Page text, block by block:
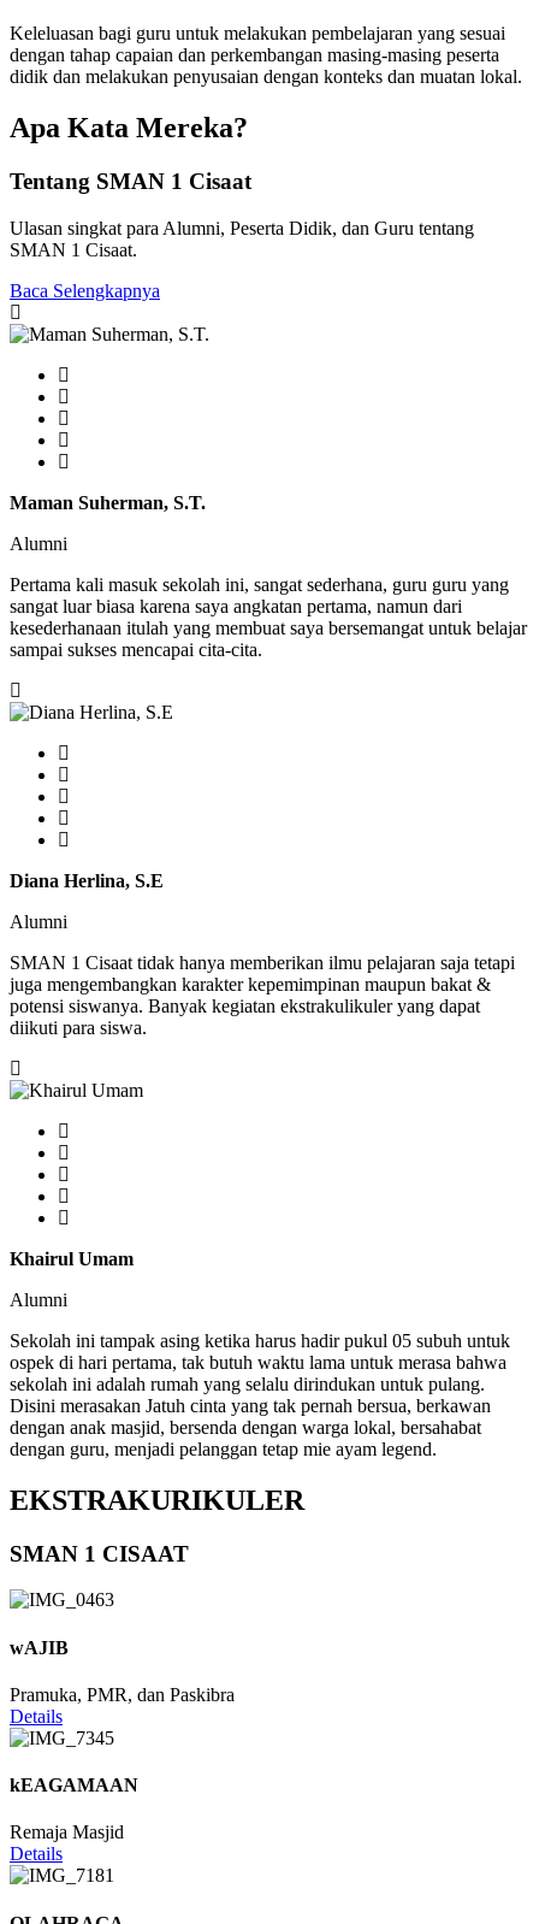
Keleluasan bagi guru untuk melakukan pembelajaran yang sesuai
dengan tahap capaian dan perkembangan masing-masing peserta
didik dan melakukan penyusaian dengan konteks dan muatan lokal.
Apa Kata Mereka?
Tentang SMAN 1 Cisaat
Ulasan singkat para Alumni, Peserta Didik, dan Guru tentang
SMAN 1 Cisaat.
Baca Selengkapnya
Maman Suherman, S.T.
Alumni
Pertama kali masuk sekolah ini, sangat sederhana, guru guru yang
sangat luar biasa karena saya angkatan pertama, namun dari
kesederhanaan itulah yang membuat saya bersemangat untuk belajar
sampai sukses mencapai cita-cita.
Diana Herlina, S.E
Alumni
SMAN 1 Cisaat tidak hanya memberikan ilmu pelajaran saja tetapi
juga mengembangkan karakter kepemimpinan maupun bakat &
potensi siswanya. Banyak kegiatan ekstrakulikuler yang dapat
diikuti para siswa.
Khairul Umam
Alumni
Sekolah ini tampak asing ketika harus hadir pukul 05 subuh untuk
ospek di hari pertama, tak butuh waktu lama untuk merasa bahwa
sekolah ini adalah rumah yang selalu dirindukan untuk pulang.
Disini merasakan Jatuh cinta yang tak pernah bersua, berkawan
dengan anak masjid, bersenda dengan warga lokal, bersahabat
dengan guru, menjadi pelanggan tetap mie ayam legend.
EKSTRAKURIKULER
SMAN 1 CISAAT
wAJIB
Pramuka, PMR, dan Paskibra
Details
kEAGAMAAN
Remaja Masjid
Details